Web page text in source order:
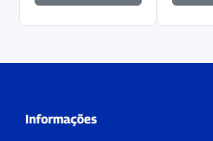
Informações